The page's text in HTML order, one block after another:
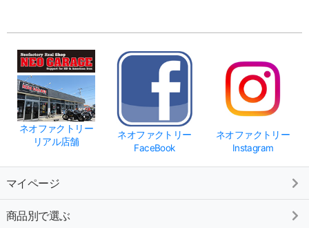
ネオファクトリー
リアル店舗
ネオファクトリー
FaceBook
ネオファクトリー
Instagram
マイページ
商品別で選ぶ